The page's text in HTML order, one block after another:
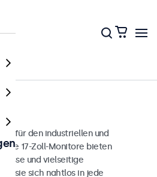
für den industriellen und
17-Zoll-Monitore bieten
und vielseitige
sie sich nahtlos in jede